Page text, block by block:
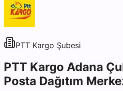
PTT Kargo Şubesi
PTT Kargo Adana
Posta Dağıtım